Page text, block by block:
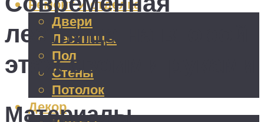
Ремонт и отделка
Двери
Лестницы
Пол
Стены
Потолок
Декор
лестница на второй
этаж своими руками
Материалы